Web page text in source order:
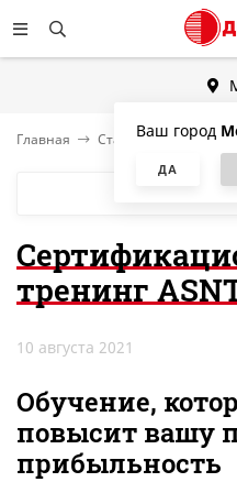
Ваш город
Главная Статьи
тренинг
10 августа 2021
Обучение,
повысит вашу
прибыльность